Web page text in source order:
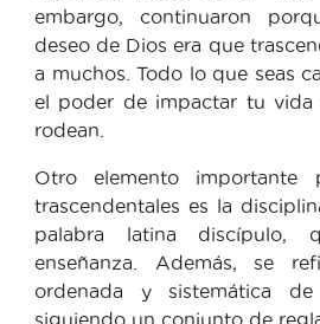
embargo, continuaron
deseo de Dios era que
a muchos. Todo lo que seas
el poder de impactar tu
rodean.
Otro elemento importante
trascendentales es la
palabra latina discípulo,
enseñanza. Además, se
ordenada y sistemática
siguiendo un conjunto de